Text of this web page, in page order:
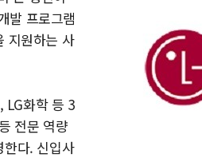
발 프로그램
지원하는 사
LG화학 등 3
전문 역량
다. 신입사